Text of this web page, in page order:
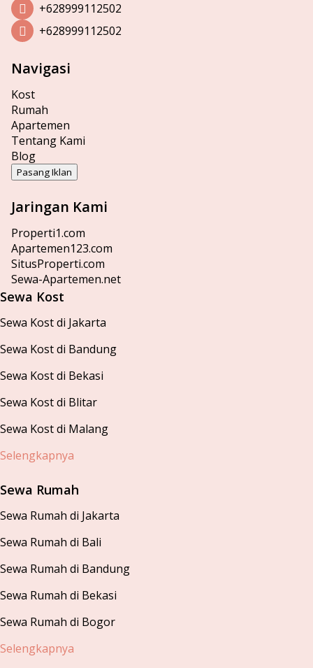
+628999112502
+628999112502
Navigasi
Kost
Rumah
Apartemen
Tentang Kami
Blog
Pasang Iklan
Jaringan Kami
Properti1.com
Apartemen123.com
SitusProperti.com
Sewa-Apartemen.net
Sewa Kost
Sewa Kost di Jakarta
Sewa Kost di Bandung
Sewa Kost di Bekasi
Sewa Kost di Blitar
Sewa Kost di Malang
Selengkapnya
Sewa Rumah
Sewa Rumah di Jakarta
Sewa Rumah di Bali
Sewa Rumah di Bandung
Sewa Rumah di Bekasi
Sewa Rumah di Bogor
Selengkapnya